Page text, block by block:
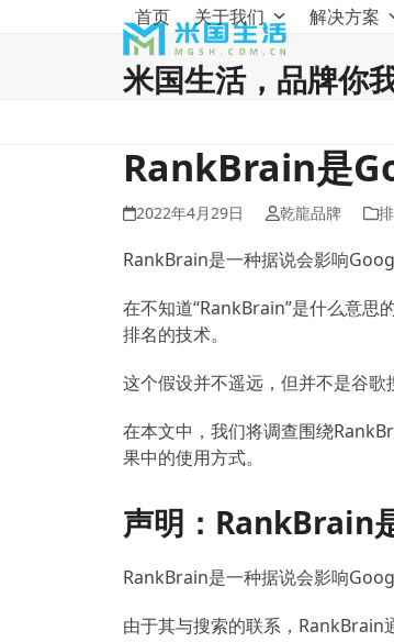
首页 关于我们 解决方案
米国生活，品牌你
RankBrain是
2022年4月29日 乾龍品牌
RankBrain是一种据说会影响
在不知道“RankBrain”是什么意思
排名的技术。
这个假设并不遥远，但并不是谷歌
在本文中，我们将调查围绕
果中的使用方式。
声明：RankBrain
RankBrain是一种据说会影响
由于其与搜索的联系，RankBrain